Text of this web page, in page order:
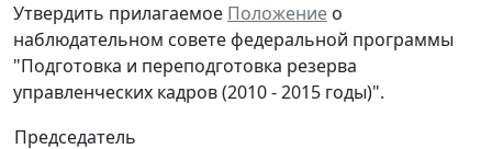
Утвердить прилагаемое Положение о
наблюдательном совете федеральной программы
"Подготовка и переподготовка резерва
управленческих кадров (2010 - 2015 годы)".
Председатель